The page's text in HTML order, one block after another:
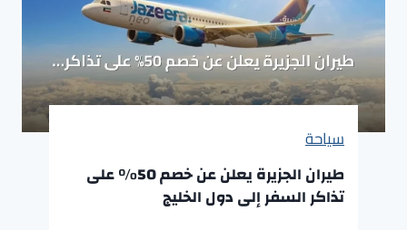
سياحة
طيران الجزيرة يعلن عن خصم 50% على
تذاكر السفر إلى دول الخليج